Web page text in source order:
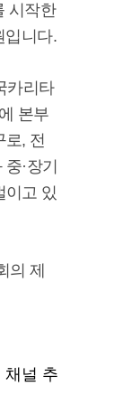
시작한
입니다.
카리타
본부
로, 전
·장기
이고 있
의 제
널 추